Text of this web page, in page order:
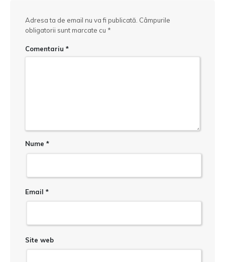
Adresa ta de email nu va fi publicată. Câmpurile
obligatorii sunt marcate cu *
Comentariu *
Nume *
Email *
Site web